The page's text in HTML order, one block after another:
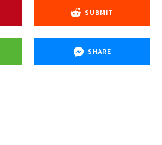
SUBMIT
SHARE